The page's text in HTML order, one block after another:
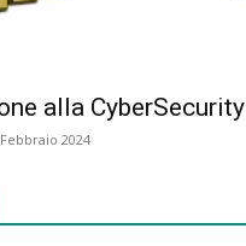
alla CyberSecurity
2024